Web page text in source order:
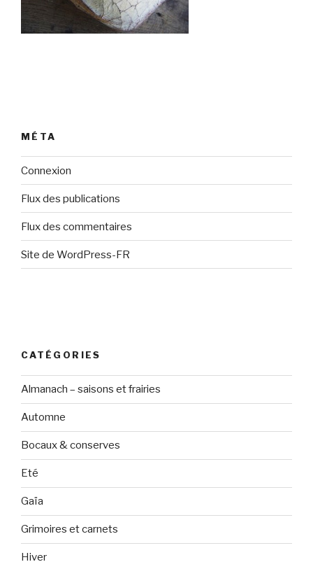
MÉTA
Connexion
Flux des publications
Flux des commentaires
Site de WordPress-FR
CATÉGORIES
Almanach – saisons et frairies
Automne
Bocaux & conserves
Eté
Gaïa
Grimoires et carnets
Hiver